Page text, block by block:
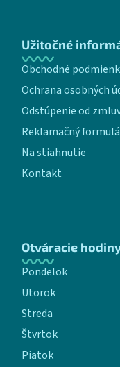
Užitočné
Obchodné
Ochrana osobných
Odstúpenie od
Reklamačný
Na stiahnutie
Kontakt
Otváracie
Pondelok
Utorok
Streda
Štvrtok
Piatok